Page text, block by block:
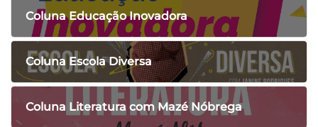
Coluna Educação Inovadora
Coluna Escola Diversa
Coluna Literatura com Mazé Nóbrega